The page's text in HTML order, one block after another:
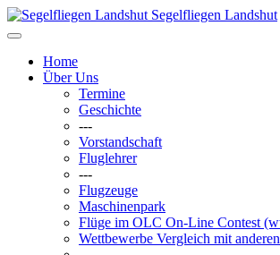
Segelfliegen Landshut
Home
Über Uns
Termine
Geschichte
---
Vorstandschaft
Fluglehrer
---
Flugzeuge
Maschinenpark
Flüge im OLC On-Line Contest
Wettbewerbe Vergleich mit